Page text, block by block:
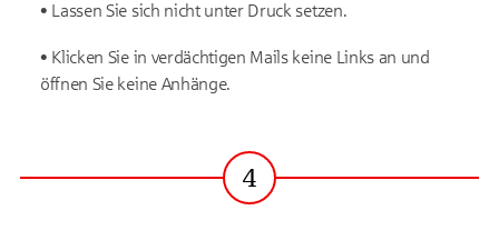
• Lassen Sie sich nicht unter Druck setzen.
• Klicken Sie in verdächtigen Mails keine Links an und
öffnen Sie keine Anhänge.
Schritt
4